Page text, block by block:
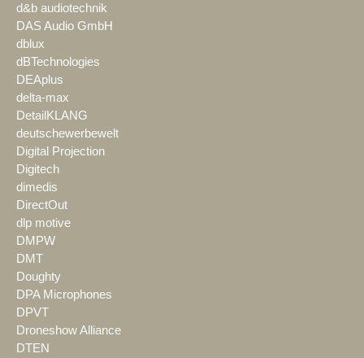
d&b audiotechnik
DAS Audio GmbH
dblux
dBTechnologies
DEAplus
delta-max
DetailKLANG
deutschewerbewelt
Digital Projection
Digitech
dimedis
DirectOut
dlp motive
DMPW
DMT
Doughty
DPA Microphones
DPVT
Droneshow Alliance
DTEN